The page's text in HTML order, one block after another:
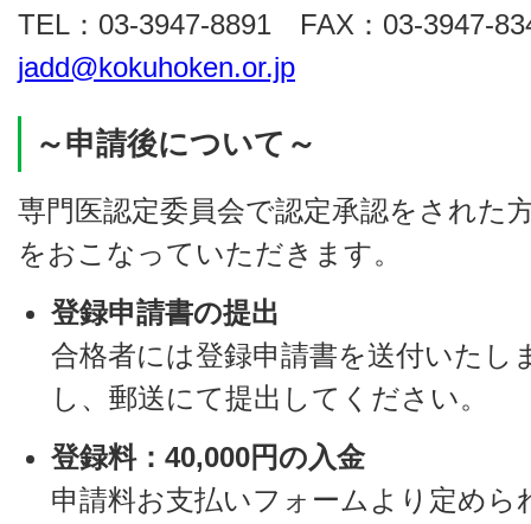
TEL：03-3947-8891 FAX：03-3947-
jadd@kokuhoken.or.jp
～申請後について～
専門医認定委員会で認定承認をされた
をおこなっていただきます。
登録申請書の提出
合格者には登録申請書を送付いたし
し、郵送にて提出してください。
登録料：40,000円の入金
申請料お支払いフォームより定めら